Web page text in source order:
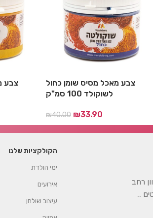
צבע
צבע מאכל מסיס שומן כחול
לשוקולד 100 סמ"ק
₪40.00 ₪33.90
רחב
..
הקולקציות שלנו
ימי הולדת
אירועים
עיצוב שולחן